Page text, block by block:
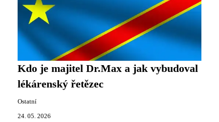
Kdo je majitel Dr.Max a jak vybudoval
lékárenský řetězec
Ostatní
24. 05. 2026